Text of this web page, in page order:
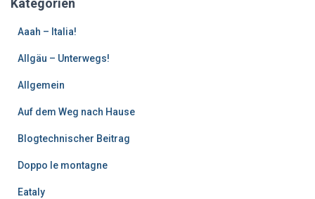
Kategorien
Aaah – Italia!
Allgäu – Unterwegs!
Allgemein
Auf dem Weg nach Hause
Blogtechnischer Beitrag
Doppo le montagne
Eataly